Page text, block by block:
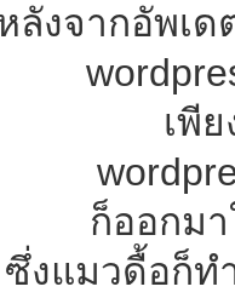
ลังจากอัพเด
เพี
ก็ออกม
ซึ่งแมวดื้อก็ท